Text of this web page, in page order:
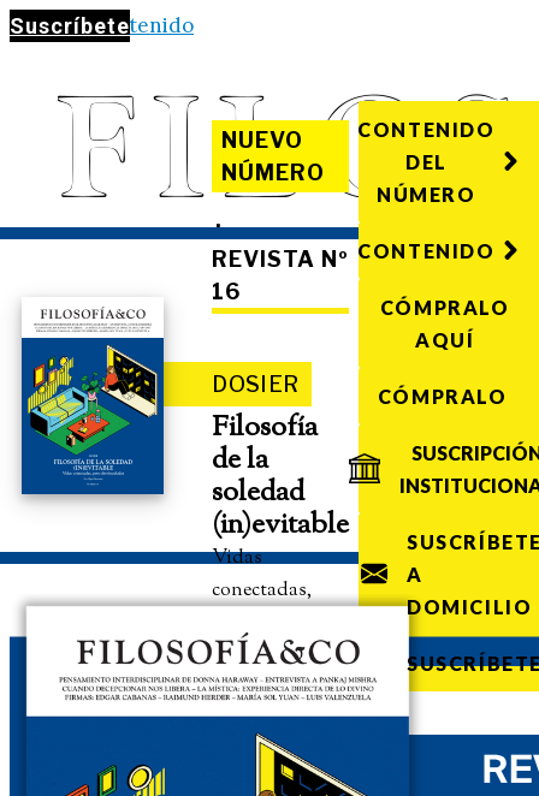
Suscríbete
Saltar al contenido
NUEVO
NÚMERO
·
REVISTA Nº
16
DOSIER
Filosofía
de la
soledad
(in)evitable
Vidas
conectadas,
desvinculadas
CONTENIDO
DEL
NÚMERO
CONTENIDO
CÓMPRALO
AQUÍ
CÓMPRALO
A
DOMICILIO